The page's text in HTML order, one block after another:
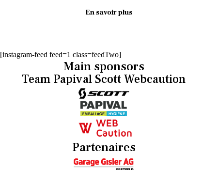
En savoir plus
[instagram-feed feed=1 class=feedTwo]
Main sponsors
Team Papival Scott Webcaution
Partenaires